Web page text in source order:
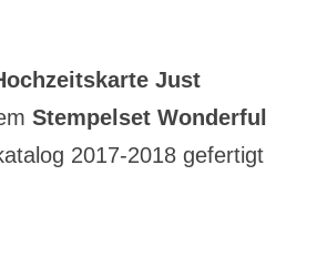
Just
Stempelset Wonderful
2017-2018 gefertigt